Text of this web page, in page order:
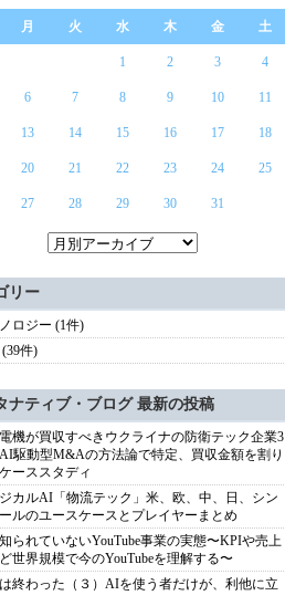
月 火 水 木 金 土
1 2 3 4
6 7 8 9 10 11
13 14 15 16 17 18
20 21 22 23 24 25
27 28 29 30 31
リー
ロジー (1件)
件)
ナティブ・ブログ 最新の投稿
機が買収すべきウクライナの防衛テック企業3
駆動型M&Aの方法論で特定、買収金額を割り
ーススタディ
カルAI「物流テック」米、欧、中、日、シン
ルのユースケースとプレイヤーまとめ
られていないYouTube事業の実態〜KPIや売上
世界規模で今のYouTubeを理解する〜
終わった（３）AIを使う者だけが、利他に立